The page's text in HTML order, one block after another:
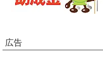
広告